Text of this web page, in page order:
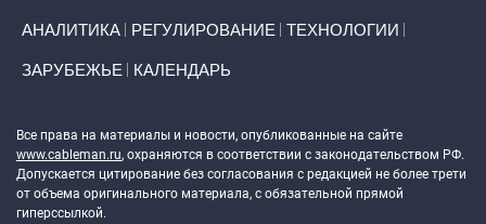
АНАЛИТИКА РЕГУЛИРОВАНИЕ ТЕХНОЛОГИИ
ЗАРУБЕЖЬЕ КАЛЕНДАРЬ
Все права на материалы и новости, опубликованные на сайте
www.cableman.ru, охраняются в соответствии с законодательством РФ.
Допускается цитирование без согласования с редакцией не более трети
от объема оригинального материала, с обязательной прямой
гиперссылкой.